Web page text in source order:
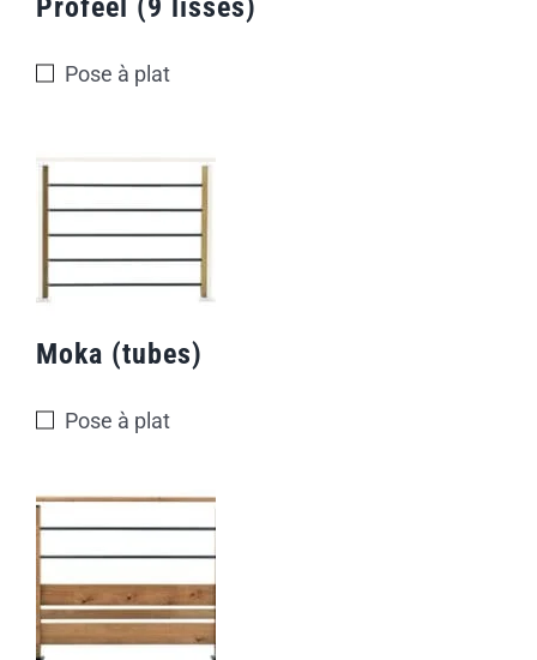
Profeel (9 lisses)
Pose à plat
Moka (tubes)
Pose à plat